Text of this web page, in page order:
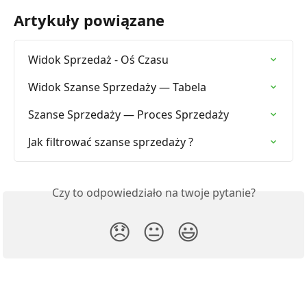
Artykuły powiązane
Widok Sprzedaż - Oś Czasu
Widok Szanse Sprzedaży — Tabela
Szanse Sprzedaży — Proces Sprzedaży
Jak filtrować szanse sprzedaży ?
Czy to odpowiedziało na twoje pytanie?
😞 😐 😃